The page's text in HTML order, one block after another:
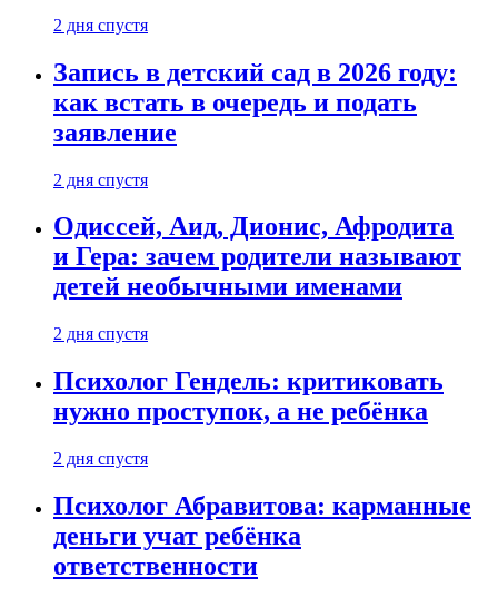
2 дня спустя
Запись в детский сад в 2026 году:
как встать в очередь и подать
заявление
2 дня спустя
Одиссей, Аид, Дионис, Афродита
и Гера: зачем родители называют
детей необычными именами
2 дня спустя
Психолог Гендель: критиковать
нужно проступок, а не ребёнка
2 дня спустя
Психолог Абравитова: карманные
деньги учат ребёнка
ответственности